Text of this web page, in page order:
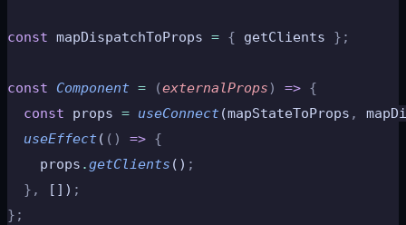
const mapDispatchToProps = { getClients };
const Component = (externalProps) => {
  const
props = useConnect(mapStateToProps ,
  useEffect
( () => {
    props
.getClients () ;
  },
[]) ;
};